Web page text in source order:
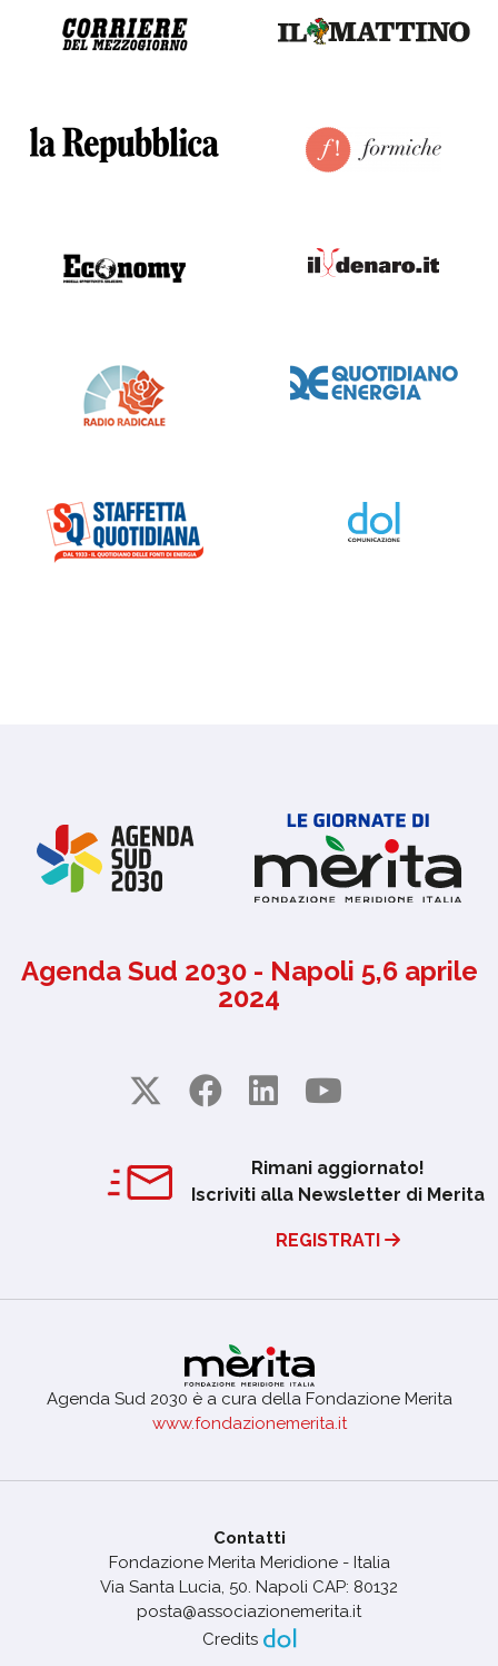
Agenda Sud 2030 - Napoli 5,6 aprile
2024
Rimani aggiornato!
Iscriviti alla Newsletter di Merita
REGISTRATI
Agenda Sud 2030 è a cura della Fondazione Merita
www.fondazionemerita.it
Contatti
Fondazione Merita Meridione - Italia
Via Santa Lucia, 50. Napoli CAP: 80132
posta@associazionemerita.it
Credits